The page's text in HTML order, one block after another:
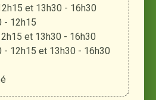
et 13h30 - 16h30
- 12h15
et 13h30 - 16h30
- 12h15 et 13h30 - 16h30